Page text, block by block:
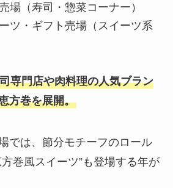
場（寿司・惣菜コーナー）
ツ・ギフト売場（スイーツ系
専門店や肉料理の人気ブラン
方巻を展開。
では、節分モチーフのロール
巻風スイーツ”も登場する年が